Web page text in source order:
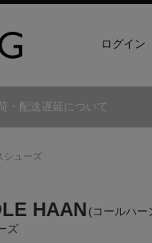
ログイン
・配送遅延について
シューズ
HAAN (コールハー
ズ